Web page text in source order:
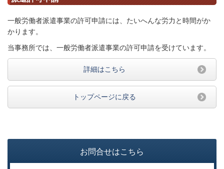
一般労働者派遣事業の許可申請には、たいへんな労力と時間がか
かります。
当事務所では、一般労働者派遣事業の許可申請を受けています。
詳細はこちら
トップページに戻る
お問合せはこちら